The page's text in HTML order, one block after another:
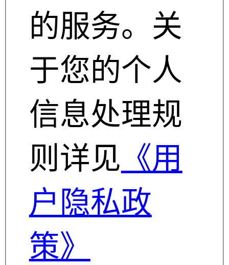
的服务。关
于您的个人
信息处理规
则详见 《用
户隐私政
策》